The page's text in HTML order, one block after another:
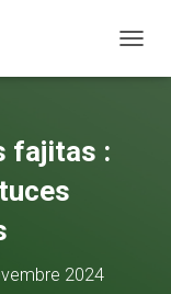
fajitas :
2024